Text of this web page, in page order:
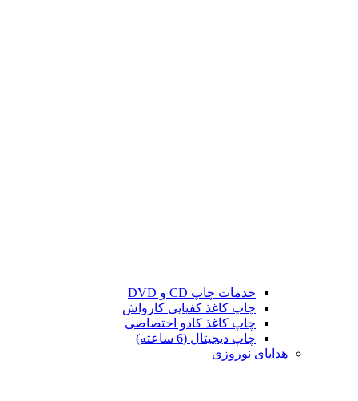
خدمات چاپ CD و DVD
چاپ کاغذ کفپایی کارواش
چاپ کاغذ کادو اختصاصی
چاپ دیجیتال (6 ساعته)
هدایای نوروزی